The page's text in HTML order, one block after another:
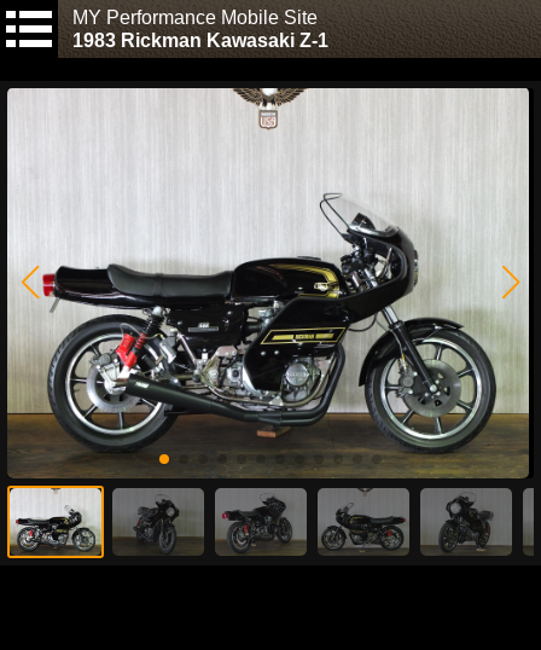
MY Performance Mobile Site
1983 Rickman Kawasaki Z-1